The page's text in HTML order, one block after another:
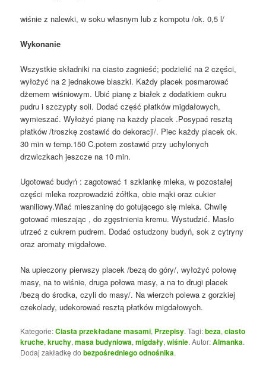
wiśnie z nalewki, w soku własnym lub z kompotu /ok. 0,5 l/
Wykonanie
Wszystkie składniki na ciasto zagnieść; podzielić na 2 części,
wyłożyć na 2 jednakowe blaszki. Każdy placek posmarować
dżemem wiśniowym. Ubić pianę z białek z dodatkiem cukru
pudru i szczypty soli. Dodać część płatków migdałowych,
wymieszać. Wyłożyć pianę na każdy placek .Posypać resztą
płatków /troszkę zostawić do dekoracji/. Piec każdy placek ok.
30 min w temp.150 C.potem zostawić przy uchylonych
drzwiczkach jeszcze na 10 min.
Ugotować budyń : zagotować 1 szklankę mleka, w pozostałej
części mleka rozprowadzić żółtka, obie mąki oraz cukier
waniliowy.Wlać mieszaninę do gotującego się mleka. Chwilę
gotować mieszając , do zgęstnienia kremu. Wystudzić. Masło
utrzeć z cukrem pudrem. Dodać ostudzony budyń, sok z cytryny
oraz aromaty migdałowe.
Na upieczony pierwszy placek /bezą do góry/, wyłożyć połowę
masy, na to wiśnie, druga połowa masy, a na to drugi placek
/bezą do środka, czyli do masy/. Na wierzch polewa z gorzkiej
czekolady, udekorować resztą płatków migdałowych.
Kategorie:Ciasta przekładane masami, Przepisy. Tagi:beza,ciasto
kruche,kruchy,masa budyniowa,migdały,wiśnie. Autor:Almanka.
Dodaj zakładkę dobezpośredniego odnośnika.